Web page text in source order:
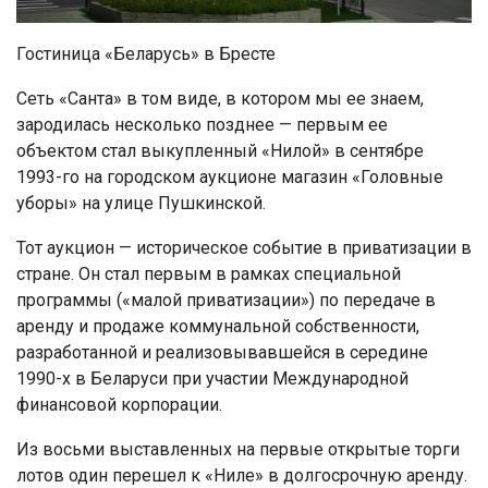
Гостиница «Беларусь» в Бресте
Сеть «Санта» в том виде, в котором мы ее знаем,
зародилась несколько позднее — первым ее
объектом стал выкупленный «Нилой» в сентябре
1993-го на городском аукционе магазин «Головные
уборы» на улице Пушкинской.
Тот аукцион — историческое событие в приватизации в
стране. Он стал первым в рамках специальной
программы («малой приватизации») по передаче в
аренду и продаже коммунальной собственности,
разработанной и реализовывавшейся в середине
1990-х в Беларуси при участии Международной
финансовой корпорации.
Из восьми выставленных на первые открытые торги
лотов один перешел к «Ниле» в долгосрочную аренду.